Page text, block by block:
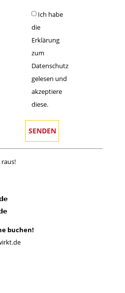
Ich habe
die
Erklärung
zum
Datenschutz
gelesen und
akzeptiere
diese.
raus!
buchen!